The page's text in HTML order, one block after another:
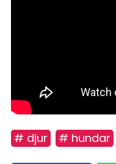
# djur # hundar